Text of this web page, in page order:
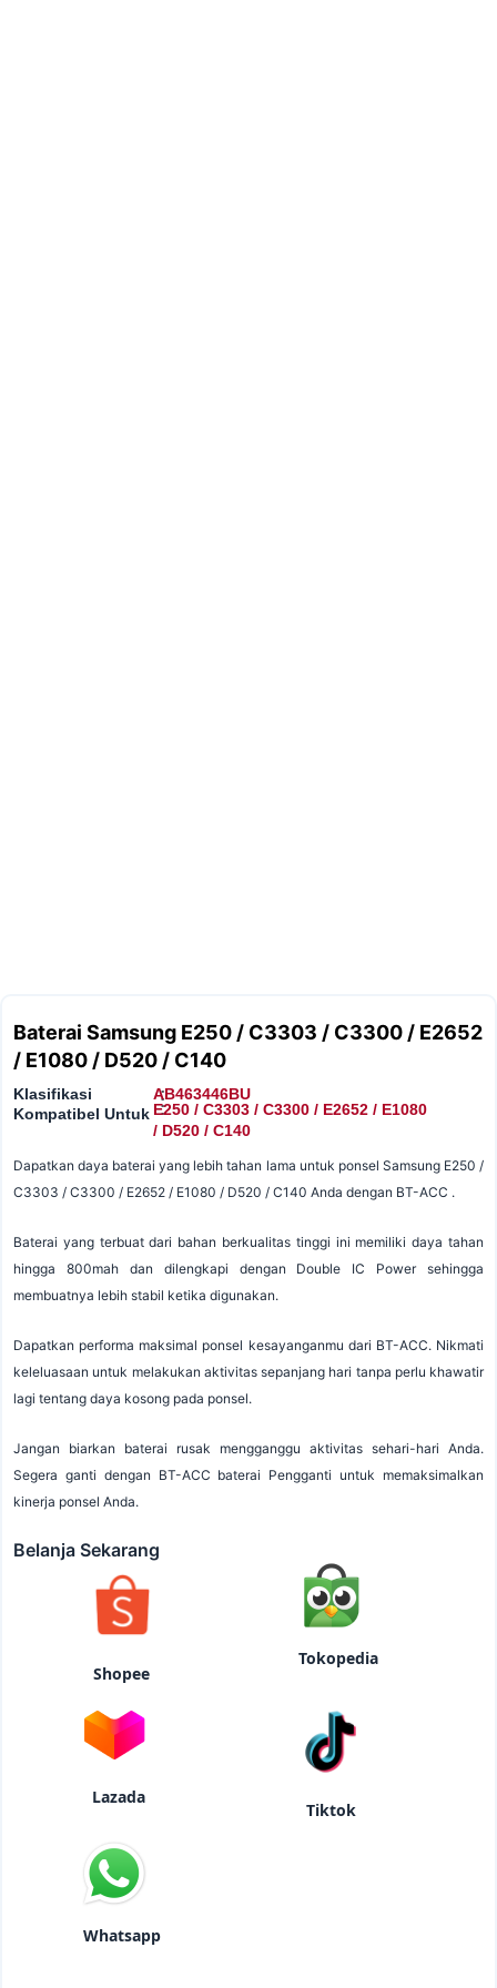
Baterai Samsung E250 / C3303 / C3300 / E2652
/ E1080 / D520 / C140
Klasifikasi
Kompatibel Untuk
:
:
AB463446BU
E250 / C3303 / C3300 / E2652 / E1080
/ D520 / C140
Dapatkan daya baterai yang lebih tahan lama untuk ponsel Samsung E250 /
C3303 / C3300 / E2652 / E1080 / D520 / C140 Anda dengan BT-ACC .
Baterai yang terbuat dari bahan berkualitas tinggi ini memiliki daya tahan
hingga 800mah dan dilengkapi dengan Double IC Power sehingga
membuatnya lebih stabil ketika digunakan.
Dapatkan performa maksimal ponsel kesayanganmu dari BT-ACC. Nikmati
keleluasaan untuk melakukan aktivitas sepanjang hari tanpa perlu khawatir
lagi tentang daya kosong pada ponsel.
Jangan biarkan baterai rusak mengganggu aktivitas sehari-hari Anda.
Segera ganti dengan BT-ACC baterai Pengganti untuk memaksimalkan
kinerja ponsel Anda.
Belanja Sekarang
Shopee
Tokopedia
Lazada
Tiktok
Whatsapp